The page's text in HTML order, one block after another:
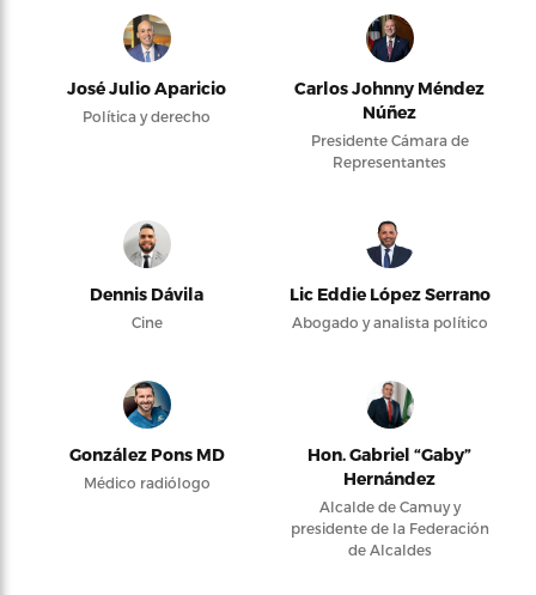
José Julio Aparicio
Política y derecho
Carlos Johnny Méndez
Núñez
Presidente Cámara de
Representantes
Dennis Dávila
Cine
Lic Eddie López Serrano
Abogado y analista político
González Pons MD
Médico radiólogo
Hon. Gabriel “Gaby”
Hernández
Alcalde de Camuy y
presidente de la Federación
de Alcaldes